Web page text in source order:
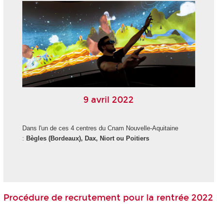
9 avril 2022
Dans l'un de ces 4 centres du Cnam Nouvelle-Aquitaine
: Bègles (Bordeaux), Dax, Niort ou Poitiers
Procédure de recrutement pour la rentrée 2022